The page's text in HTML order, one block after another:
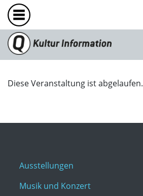
Diese Veranstaltung ist abgelaufen.
Ausstellungen
Musik und Konzert